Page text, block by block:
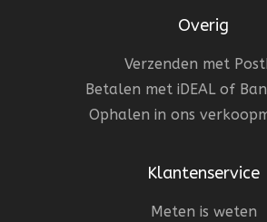
Overig
Verzenden met
Betalen met iDEAL of
Ophalen in ons
Klantenservice
Meten is weten